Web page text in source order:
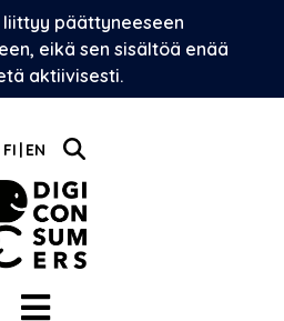
liittyy päättyneeseen
eikä sen sisältöä enää
aktiivisesti.
FI EN